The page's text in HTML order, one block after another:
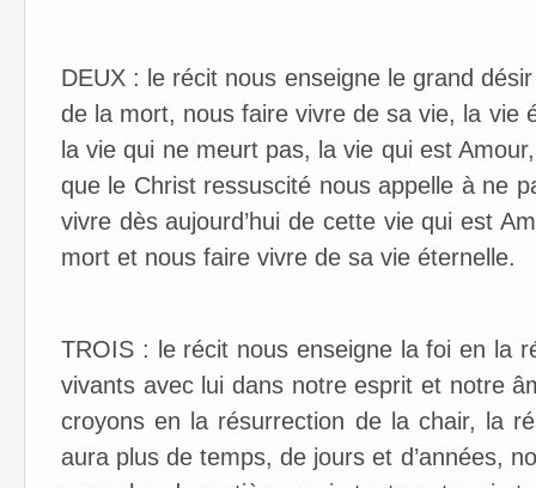
DEUX : le récit nous enseigne le grand
de la mort, nous faire vivre de sa vie, la vie
la vie qui ne meurt pas, la vie qui est
que le Christ ressuscité nous appelle à ne
vivre dès aujourd’hui de cette vie qui est
mort et nous faire vivre de sa vie éternelle.
TROIS : le récit nous enseigne la foi en la
vivants avec lui dans notre esprit et notre
croyons en la résurrection de la chair, la
aura plus de temps, de jours et d’années,